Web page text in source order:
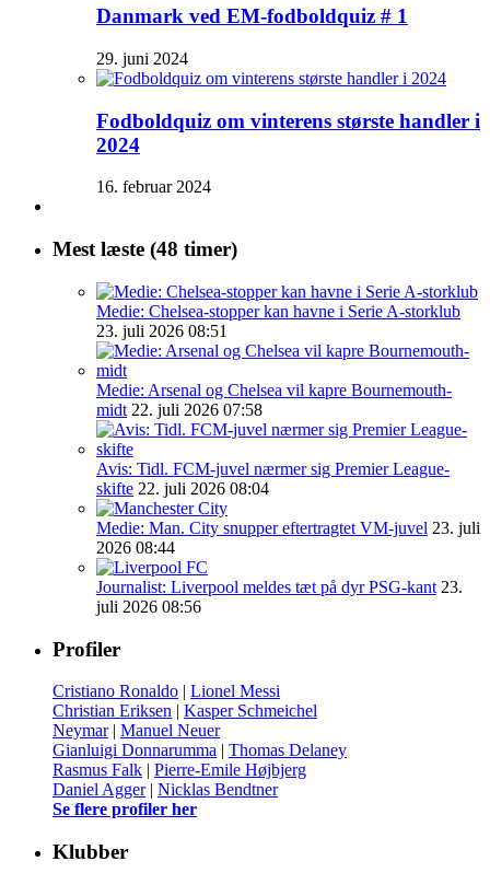
Danmark ved EM-fodboldquiz # 1
29. juni 2024
Fodboldquiz om vinterens største handler i
2024
16. februar 2024
Mest læste (48 timer)
Medie: Chelsea-stopper kan havne i Serie A-storklub
23. juli 2026 08:51
Medie: Arsenal og Chelsea vil kapre Bournemouth-
midt 22. juli 2026 07:58
Avis: Tidl. FCM-juvel nærmer sig Premier League-
skifte 22. juli 2026 08:04
Medie: Man. City snupper eftertragtet VM-juvel 23. juli
2026 08:44
Journalist: Liverpool meldes tæt på dyr PSG-kant 23.
juli 2026 08:56
Profiler
Cristiano Ronaldo | Lionel Messi
Christian Eriksen | Kasper Schmeichel
Neymar| Manuel Neuer
Gianluigi Donnarumma | Thomas Delaney
Rasmus Falk | Pierre-Emile Højbjerg
Daniel Agger| Nicklas Bendtner
Se flere profiler her
Klubber